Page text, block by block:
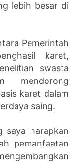
lebih besar di
Pemerintah
karet,
swasta
mendorong
karet dalam
saing.
saya harapkan
pemanfaatan